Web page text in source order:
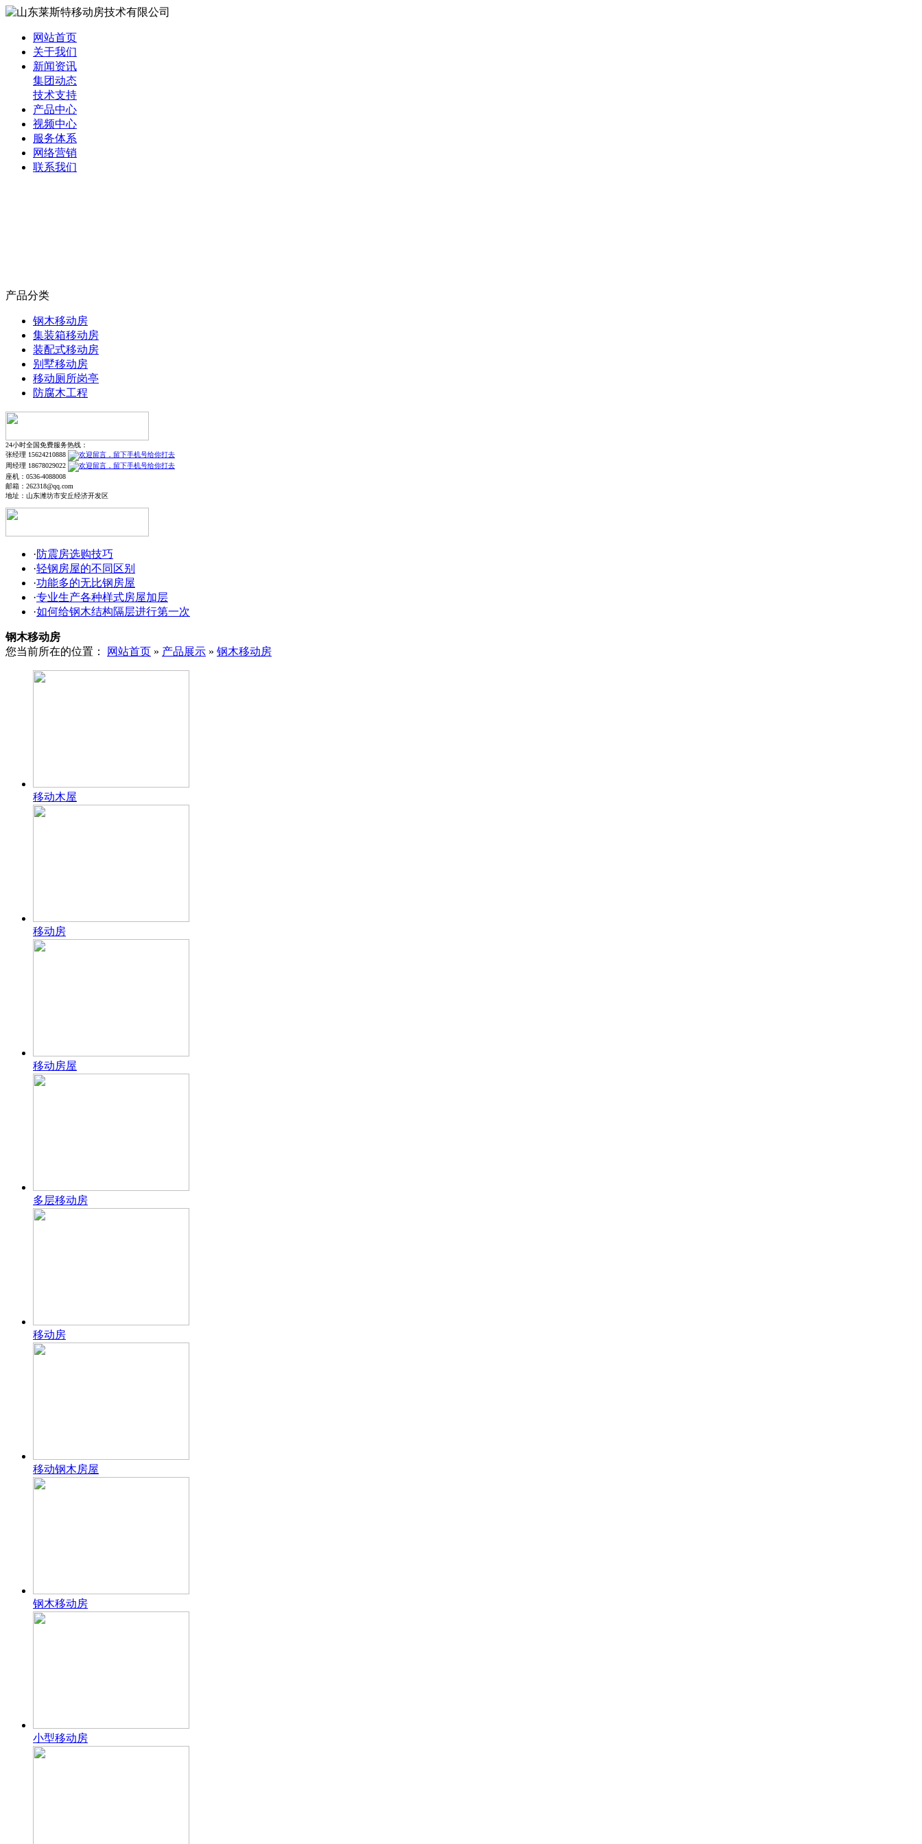
网站首页
关于我们
新闻资讯
集团动态
技术支持
产品中心
视频中心
服务体系
网络营销
联系我们
产品分类
钢木移动房
集装箱移动房
装配式移动房
别墅移动房
移动厕所岗亭
防腐木工程
24小时全国免费服务热线：
张经理 15624210888
周经理 18678029022
座机：0536-4088008
邮箱：262318@qq.com
地址：山东潍坊市安丘经济开发区
·防震房选购技巧
·轻钢房屋的不同区别
·功能多的无比钢房屋
·专业生产各种样式房屋加层
·如何给钢木结构隔层进行第一次
钢木移动房
您当前所在的位置：
网站首页 » 产品展示 » 钢木移动房
移动木屋
移动房
移动房屋
多层移动房
移动房
移动钢木房屋
钢木移动房
小型移动房